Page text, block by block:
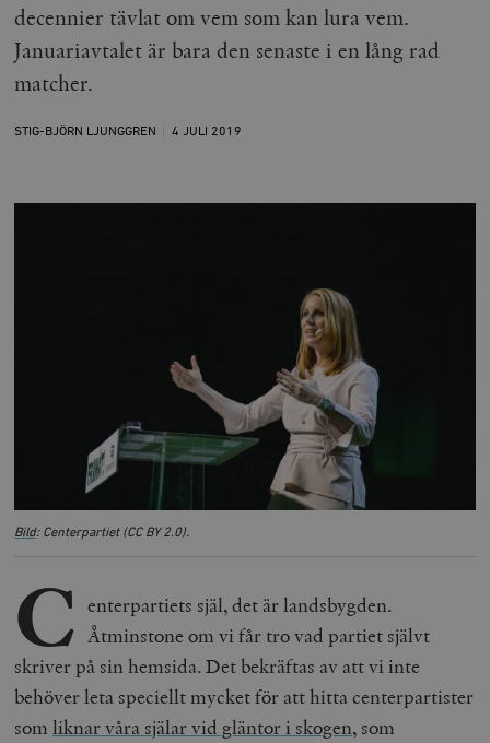
decennier tävlat om vem som kan lura vem.
Januariavtalet är bara den senaste i en lång rad
matcher.
STIG-BJÖRN LJUNGGREN 4 JULI 2019
Bild: Centerpartiet (CC BY 2.0).
C enterpartiets själ, det är landsbygden.
Åtminstone om vi får tro vad partiet självt
skriver på sin hemsida. Det bekräftas av att vi inte
behöver leta speciellt mycket för att hitta centerpartister
somliknar våra själar vid gläntor i skogen, som